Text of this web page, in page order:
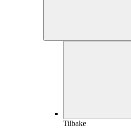
Tilbake